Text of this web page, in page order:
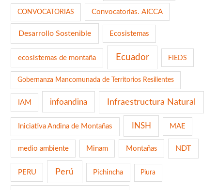
CONVOCATORIAS Convocatorias. AICCA
Desarrollo Sostenible Ecosistemas
ecosistemas de montaña Ecuador FIEDS
Gobernanza Mancomunada de Territorios Resilientes
IAM infoandina Infraestructura Natural
Iniciativa Andina de Montañas INSH MAE
medio ambiente Minam Montañas NDT
PERU Perú Pichincha Piura